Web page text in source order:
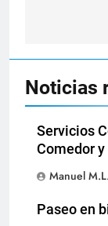
Noticias
Servicios
Comedor
Manuel M.L.
Paseo en